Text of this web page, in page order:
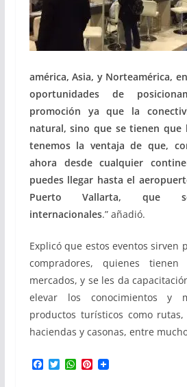
américa, Asia, y Norteamérica,
oportunidades de
promoción ya que la
natural, sino que se tienen que
tenemos la ventaja de que,
ahora desde cualquier
puedes llegar hasta el
Puerto Vallarta, que
internacionales.” añadió.
Explicó que estos eventos sirven
compradores, quienes
mercados, y se les da
elevar los conocimientos y
productos turísticos como
haciendas y casonas, entre
F T W P